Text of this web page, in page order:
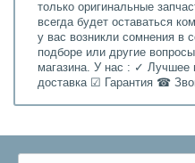
только оригинальные
всегда будет оставаться
у вас возникли сомнения в
подборе или другие
магазина. У нас : ✓
доставка ☑ Гарантия ☎